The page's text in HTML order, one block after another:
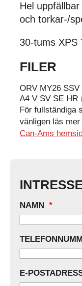
Hel
och torkar-/
30-tums XPS
FILER
ORV MY26
A4 V SV SE HR
För fullständiga
vänligen läs mer
Can-Ams
NAMN *
E-